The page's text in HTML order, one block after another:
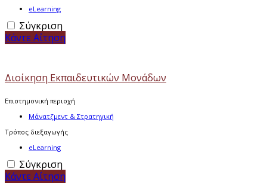
eLearning
Σύγκριση
Κάντε Αίτηση
Διοίκηση Εκπαιδευτικών Μονάδων
Επιστημονική περιοχή
Μάνατζμεντ & Στρατηγική
Τρόπος διεξαγωγής
eLearning
Σύγκριση
Κάντε Αίτηση